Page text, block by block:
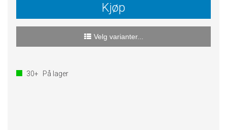
Kjøp
Velg varianter...
30+ På lager